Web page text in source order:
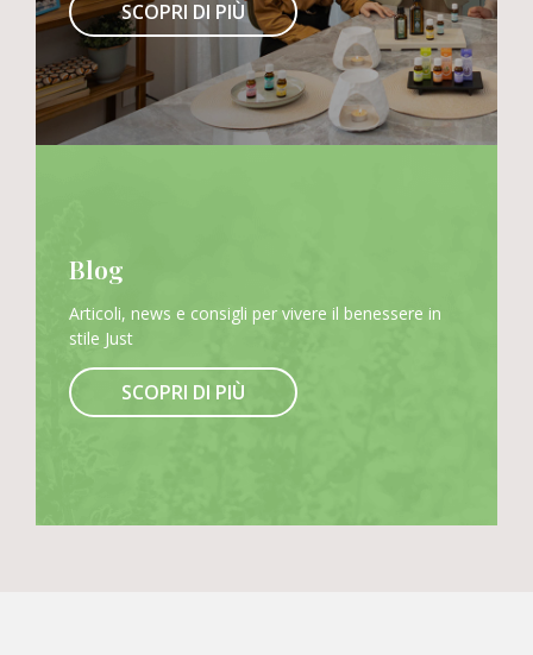
SCOPRI DI PIÙ
Blog
Articoli, news e consigli per vivere il benessere in
stile Just
SCOPRI DI PIÙ